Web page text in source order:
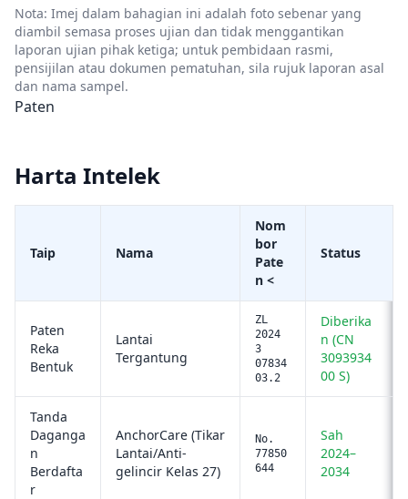
Nota: Imej dalam bahagian ini adalah foto sebenar yang
diambil semasa proses ujian dan tidak menggantikan
laporan ujian pihak ketiga; untuk pembidaan rasmi,
pensijilan atau dokumen pematuhan, sila rujuk laporan asal
dan nama sampel.
Paten
Harta Intelek
Taip Nama
Nom
bor
Pate
n <
Status
Paten
Reka
Bentuk
Lantai
Tergantung
ZL
2024
3
07834
03.2
Diberika
n (CN
3093934
00 S)
Tanda
Daganga
n
Berdafta
r
AnchorCare (Tikar
Lantai/Anti-
gelincir Kelas 27)
No.
77850
644
Sah
2024–
2034